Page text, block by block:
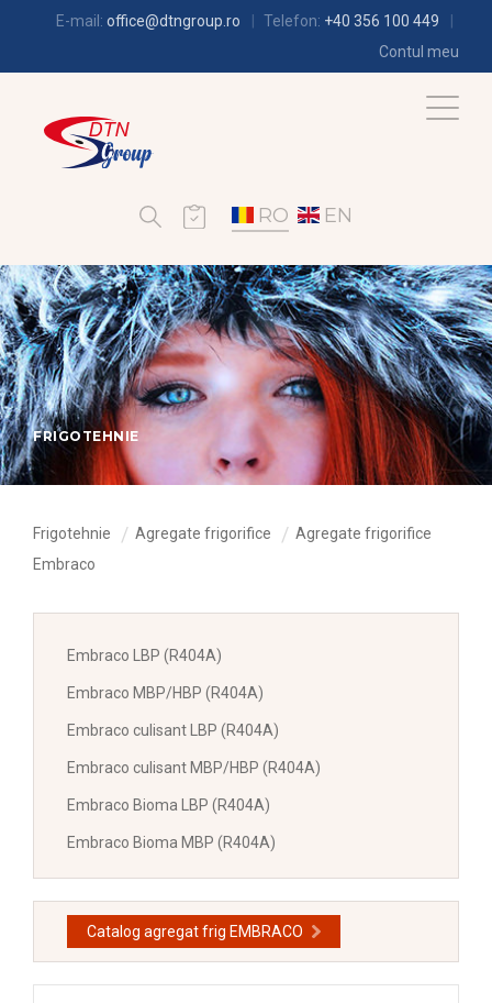
E-mail: office@dtngroup.ro Telefon: +40 356 100 449
Contul meu
RO EN
FRIGOTEHNIE
Frigotehnie Agregate frigorifice
Agregate frigorifice
Embraco
Embraco LBP (R404A)
Embraco MBP/HBP (R404A)
Embraco culisant LBP (R404A)
Embraco culisant MBP/HBP (R404A)
Embraco Bioma LBP (R404A)
Embraco Bioma MBP (R404A)
Catalog agregat frig EMBRACO